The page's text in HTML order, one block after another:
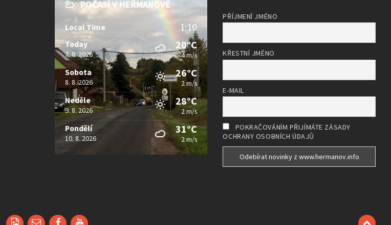
POČASÍ V HEŘMANOVĚ
Local Time 1:10
Today
7. 8. 2026
20°C
4 m/s
Sobota
8. 8. 2026
26°C
2 m/s
Neděle
9. 8. 2026
28°C
2 m/s
Pondělí
10. 8. 2026
31°C
2 m/s
PŘÍJMENÍ JMÉNO
KŘESTNÍ JMÉNO
E-MAIL
POKRAČOVÁNÍM PŘIJÍMÁTE ZÁSADY
OCHRANY OSOBNÍCH ÚDAJŮ
EmailFacebookYouTube